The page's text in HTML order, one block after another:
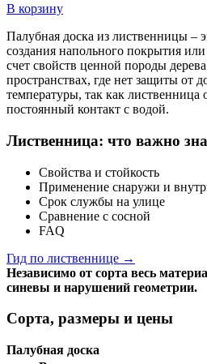
В корзину
Палубная доска из лиственницы –
создания напольного покрытия
счет свойств ценной породы
пространствах, где нет защиты от
температуры, так как лиственница
постоянный контакт с водой.
Лиственница: что важно
Свойства и стойкость
Применение снаружи и
Срок службы на улице
Сравнение с сосной
FAQ
Гид по лиственнице →
Независимо от сорта весь
синевы и нарушений геометрии.
Сорта, размеры и цены
Палубная доска